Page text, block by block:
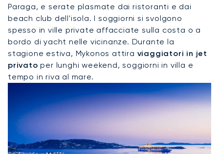
Paraga, e serate plasmate dai ristoranti e dai
beach club dell'isola. I soggiorni si svolgono
spesso in ville private affacciate sulla costa o a
bordo di yacht nelle vicinanze. Durante la
stagione estiva, Mykonos attira viaggiatori in jet
privato per lunghi weekend, soggiorni in villa e
tempo in riva al mare.